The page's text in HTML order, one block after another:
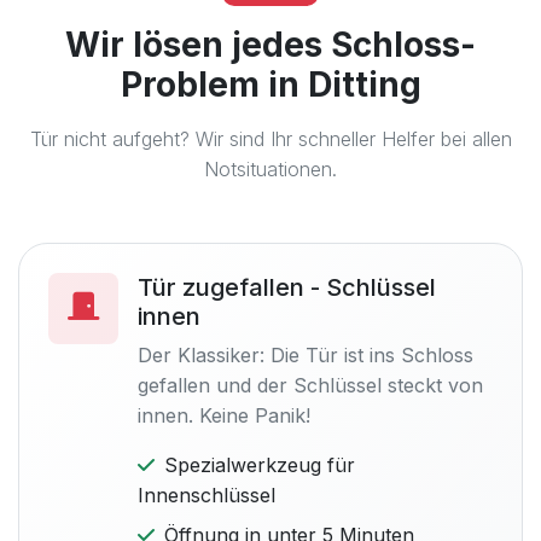
Wir lösen jedes Schloss-
Problem in Ditting
Tür nicht aufgeht? Wir sind Ihr schneller Helfer bei allen
Notsituationen.
Tür zugefallen - Schlüssel
innen
Der Klassiker: Die Tür ist ins Schloss
gefallen und der Schlüssel steckt von
innen. Keine Panik!
Spezialwerkzeug für
Innenschlüssel
Öffnung in unter 5 Minuten